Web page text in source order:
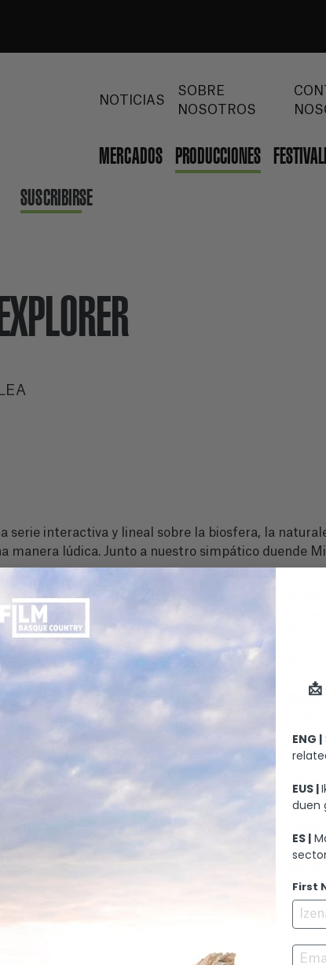
SUSCRIBIRSE
NOTICIAS
SOBRE
NOSOTROS
MERCADOS PRODUCCIONES
serie interactiva y lineal sobre la biosfera, la
manera lúdica. Junto a nuestro simpático duende
N/A
N/A
Jon
Ana
ENG |
EUS |
duen
ES |
First
Email